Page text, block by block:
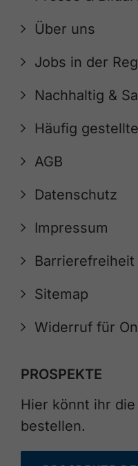
Über uns
Jobs in der
Nachhaltig &
Häufig
AGB
Datenschutz
Impressum
Barrierefreiheit
Sitemap
Widerruf für
PROSPEKTE
Hier könnt ihr
bestellen.